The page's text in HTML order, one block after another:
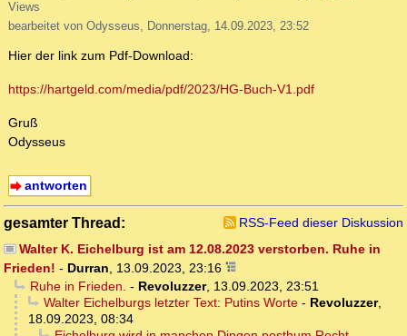
Views
bearbeitet von Odysseus, Donnerstag, 14.09.2023, 23:52
Hier der link zum Pdf-Download:
https://hartgeld.com/media/pdf/2023/HG-Buch-V1.pdf
Gruß
Odysseus
antworten
gesamter Thread:
RSS-Feed dieser Diskussion
Walter K. Eichelburg ist am 12.08.2023 verstorben. Ruhe in
Frieden! - Durran, 13.09.2023, 23:16
Ruhe in Frieden. - Revoluzzer, 13.09.2023, 23:51
Walter Eichelburgs letzter Text: Putins Worte- Revoluzzer,
18.09.2023, 08:34